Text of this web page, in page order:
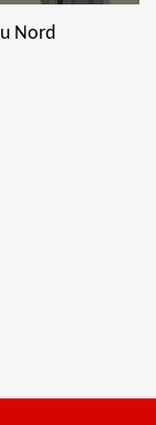
Nord